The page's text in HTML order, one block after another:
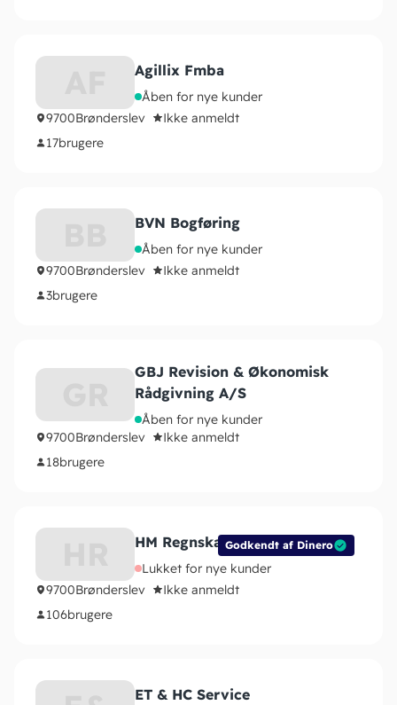
Agillix Fmba
Åben for nye kunder
9700Brønderslev
Ikke anmeldt
17brugere
BVN Bogføring
Åben for nye kunder
9700Brønderslev
Ikke anmeldt
3brugere
GBJ Revision & Økonomisk
Rådgivning A/S
Åben for nye kunder
9700Brønderslev
Ikke anmeldt
18brugere
Godkendt af Dinero
HM Regnskab ApS
Lukket for nye kunder
9700Brønderslev
Ikke anmeldt
106brugere
ET & HC Service